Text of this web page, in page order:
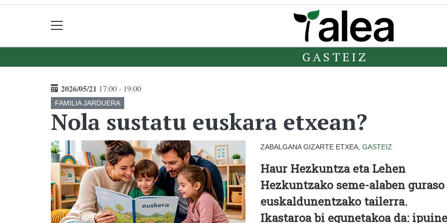
GASTEIZ
2026/05/21 17:00 - 19:00
FAMILIA JARDUERA
Nola sustatu euskara etxean?
ZABALGANA GIZARTE ETXEA, GASTEIZ
Haur Hezkuntza eta Lehen
Hezkuntzako seme-alaben guraso
euskaldunentzako tailerra.
Ikastaroa bi egunetakoa da: